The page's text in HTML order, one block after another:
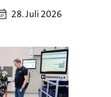
28. Juli 2026